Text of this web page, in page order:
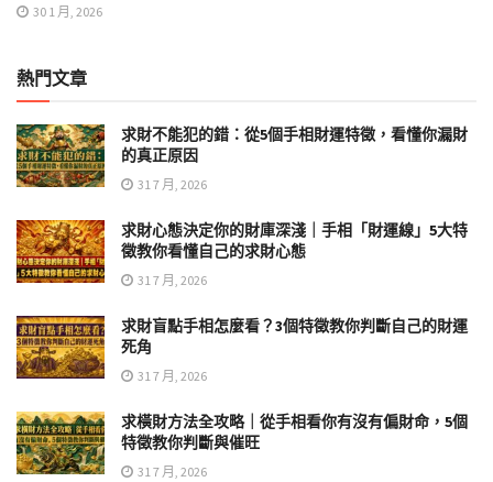
30 1 月, 2026
熱門文章
求財不能犯的錯：從5個手相財運特徵，看懂你漏財
的真正原因
31 7 月, 2026
求財心態決定你的財庫深淺｜手相「財運線」5大特
徵教你看懂自己的求財心態
31 7 月, 2026
求財盲點手相怎麼看？3個特徵教你判斷自己的財運
死角
31 7 月, 2026
求橫財方法全攻略｜從手相看你有沒有偏財命，5個
特徵教你判斷與催旺
31 7 月, 2026